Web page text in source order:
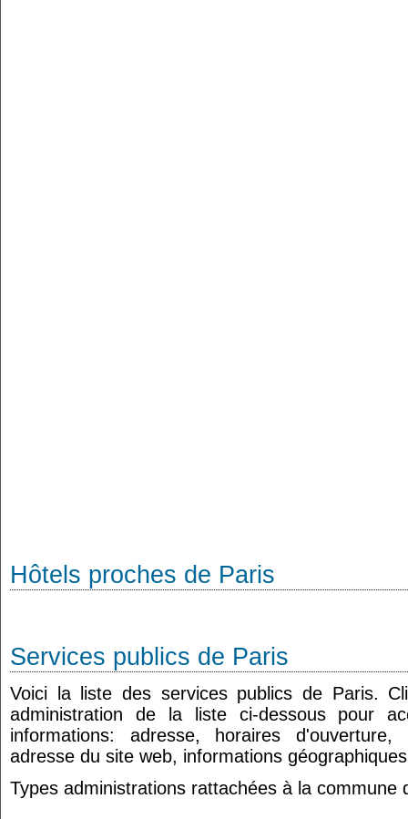
Hôtels proches de Paris
Services publics de Paris
Voici la liste des services publics de Paris.
administration de la liste ci-dessous pour
informations: adresse, horaires
adresse du site web, informations
Types administrations rattachées à la commune